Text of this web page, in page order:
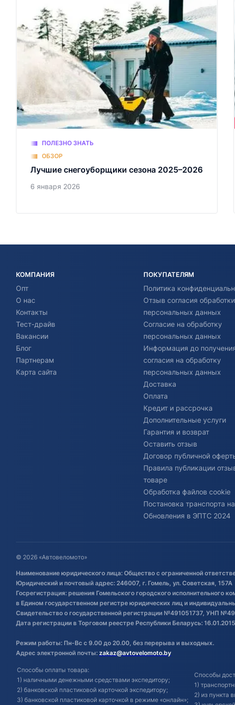
ПОЛЕЗНО ЗНАТЬ
ОБЗОР
Лучшие снегоуборщики сезона 2025–2026
6 января 2026
КОМПАНИЯ
Опт
О нас
Контакты
Тест-драйв
Вакансии
Блог
Партнерам
Карта сайта
ПОКУПАТЕЛЯМ
Политика
Отзыв согласия обработки
персональных данных
Согласие на обработку
персональных данных
Информация до
согласия на обработку
персональных данных
Доставка
Оплата
Кредит и рассрочка
Дополнительные услуги
Гарантия и возврат
Оставить отзыв
Договор публичной
Правила публикации
товаре
Обработка файлов cookie
Постановка транспорта
Обновления в ЭПТС 2024
© 2026 «Автовеломото»
Наименование юридического лица: Общество с ограниченной
Юридический и почтовый адрес: 246007, г. Гомель, ул. Советская, 157А
Госрегистрация: решения Гомельского городского исполнительного
в Едином государственном регистре юридических лиц и
Свидетельство о государственной регистрации №491051737, УНП
Дата регистрации в Торговом реестре Республики Беларусь:
Режим работы: Пн-Вс с 9.00 до 20.00, без перерыва и выходных.
Адрес электронной почты: zakaz@avtovelomoto.by
Способы оплаты товара:
1) наличными денежными средствами экспедитору;
2) банковской пластиковой карточкой экспедитору;
3) банковской пластиковой карточкой в режиме «онлайн»;
Способы
1)
2) из пункта